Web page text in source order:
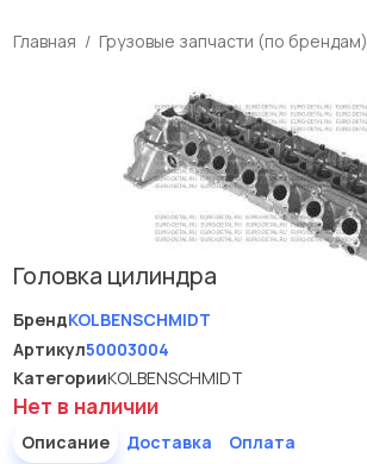
Главная Грузовые запчасти (по брендам)
Головка цилиндра
БрендKOLBENSCHMIDT
Артикул50003004
КатегорииKOLBENSCHMIDT
Нет в наличии
Описание Доставка Оплата